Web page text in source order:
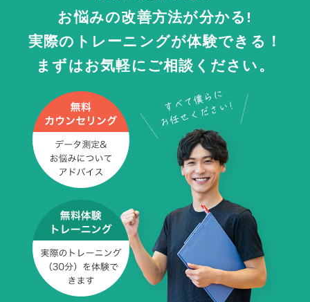
お悩みの改善方法が分かる!
実際のトレーニングが体験できる！
まずはお気軽にご相談ください。